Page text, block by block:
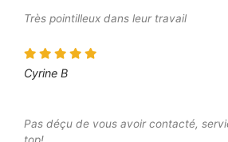
Très pointilleux dans leur travail
Cyrine B
Pas déçu de vous avoir contacté,
top!